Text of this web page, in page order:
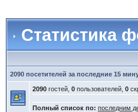
Статистика
2090 посетителей за последние 15
2090гостей, 0пользователей, 0
Полный список по: последним